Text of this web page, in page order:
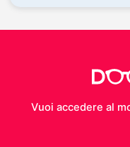
Vuoi accedere al